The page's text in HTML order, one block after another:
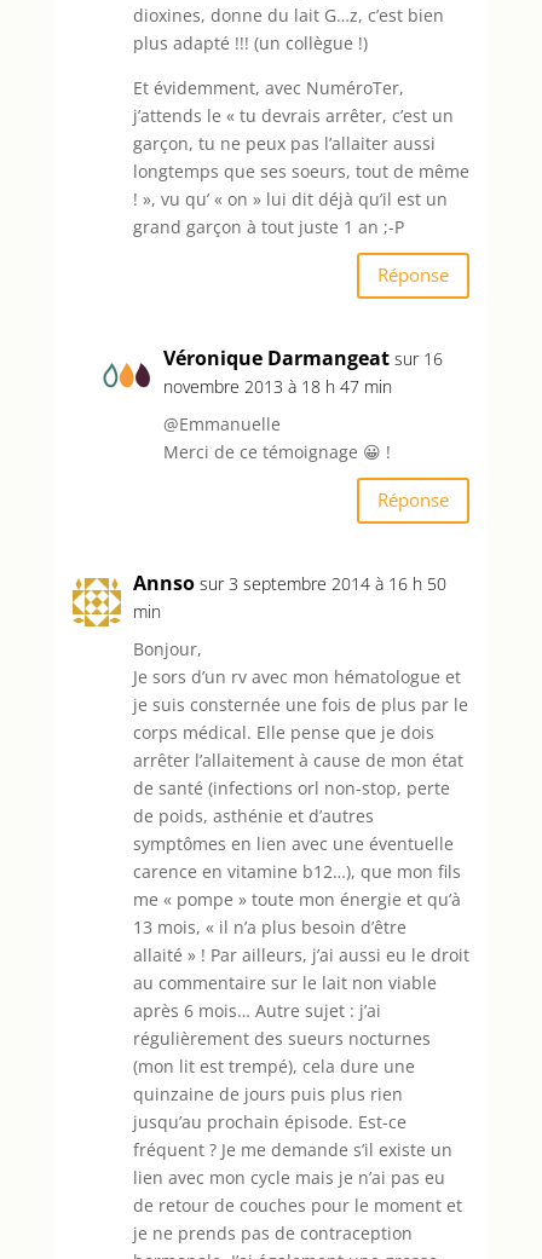
dioxines, donne du lait G…z, c’est bien
plus adapté !!! (un collègue !)
Et évidemment, avec NuméroTer,
j’attends le « tu devrais arrêter, c’est un
garçon, tu ne peux pas l’allaiter aussi
longtemps que ses soeurs, tout de même
! », vu qu’ « on » lui dit déjà qu’il est un
grand garçon à tout juste 1 an ;-P
Réponse
Véronique Darmangeat sur 16
novembre 2013 à 18 h 47 min
@Emmanuelle
Merci de ce témoignage 😀 !
Réponse
Annso sur 3 septembre 2014 à 16 h 50
min
Bonjour,
Je sors d’un rv avec mon hématologue et
je suis consternée une fois de plus par le
corps médical. Elle pense que je dois
arrêter l’allaitement à cause de mon état
de santé (infections orl non-stop, perte
de poids, asthénie et d’autres
symptômes en lien avec une éventuelle
carence en vitamine b12…), que mon fils
me « pompe » toute mon énergie et qu’à
13 mois, « il n’a plus besoin d’être
allaité » ! Par ailleurs, j’ai aussi eu le droit
au commentaire sur le lait non viable
après 6 mois… Autre sujet : j’ai
régulièrement des sueurs nocturnes
(mon lit est trempé), cela dure une
quinzaine de jours puis plus rien
jusqu’au prochain épisode. Est-ce
fréquent ? Je me demande s’il existe un
lien avec mon cycle mais je n’ai pas eu
de retour de couches pour le moment et
je ne prends pas de contraception